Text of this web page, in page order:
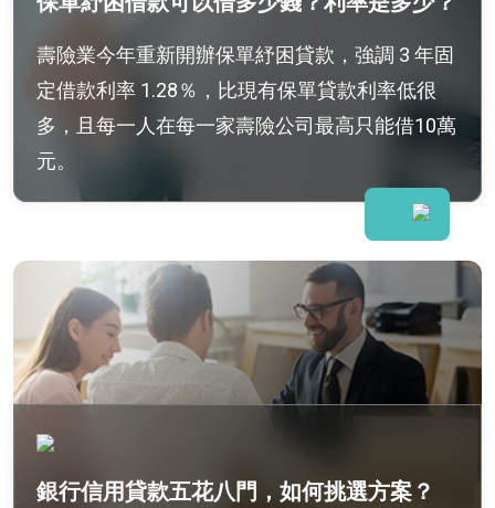
壽險業今年重新開辦保單紓困貸款，強調 3 年固
定借款利率 1.28％，比現有保單貸款利率低很
多，且每一人在每一家壽險公司最高只能借10萬
元。
銀行信用貸款五花八門，如何挑選方案？